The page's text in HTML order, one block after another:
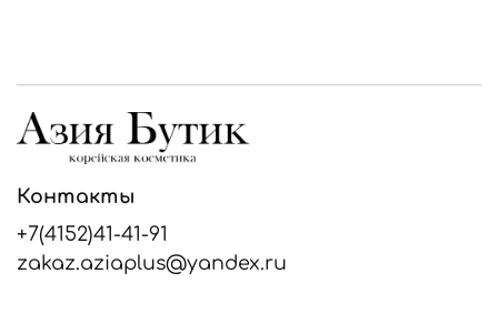
Контакты
+7(4152)41-41-91
zakaz.aziaplus@yandex.ru